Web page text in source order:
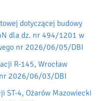
dotyczącej budowy
dla dz. nr 494/1201 w
nr 2026/06/05/DBI
R-145, Wrocław
nr 2026/06/03/DBI
ST-4, Ożarów Mazowiecki